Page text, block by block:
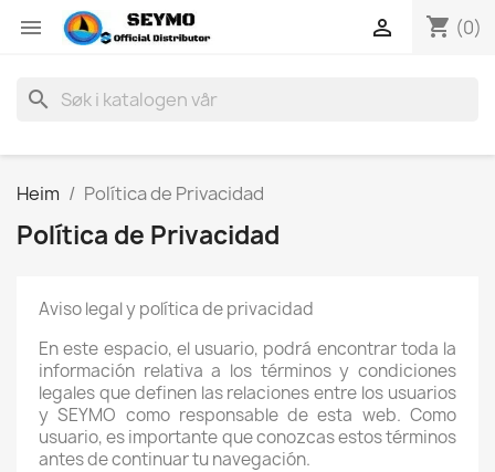
 shopping_cart (0)

search
Heim Política de Privacidad
Política de Privacidad
Aviso legal y política de privacidad
En este espacio, el usuario, podrá encontrar toda la
información relativa a los términos y condiciones
legales que definen las relaciones entre los usuarios
y SEYMO como responsable de esta web. Como
usuario, es importante que conozcas estos términos
antes de continuar tu navegación.